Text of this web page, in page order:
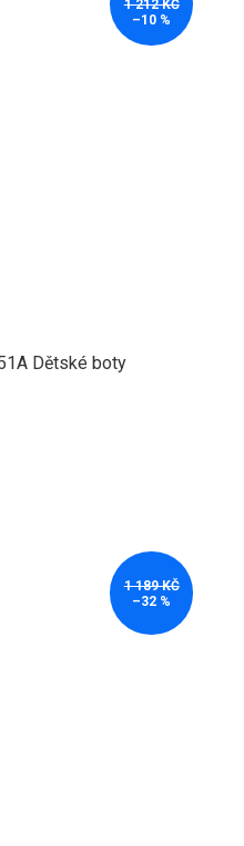
1 212 KČ
–10 %
Dětské boty
1 189 KČ
–32 %